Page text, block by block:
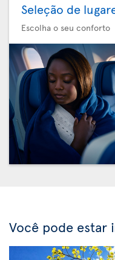
Seleção de
Escolha o seu conforto
Você pode estar